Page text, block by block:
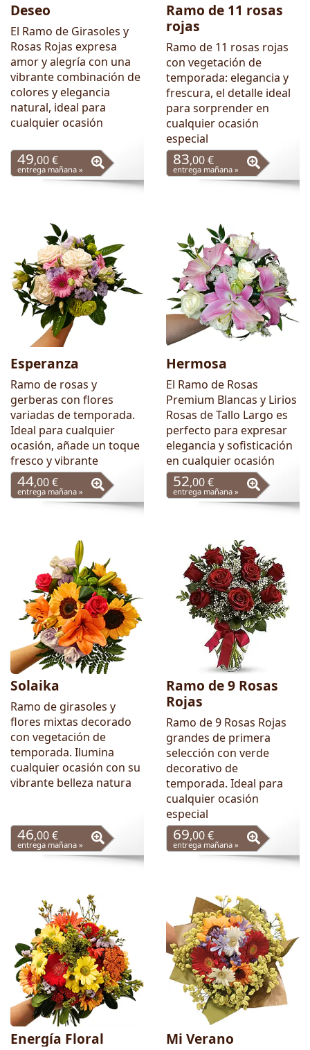
Deseo
El Ramo de Girasoles y
Rosas Rojas expresa
amor y alegría con una
vibrante combinación de
colores y elegancia
natural, ideal para
cualquier ocasión
49,00 €
entrega mañana »
Ramo de 11 rosas
rojas
Ramo de 11 rosas rojas
con vegetación de
temporada: elegancia y
frescura, el detalle ideal
para sorprender en
cualquier ocasión
especial
83,00 €
entrega mañana »
Esperanza
Ramo de rosas y
gerberas con flores
variadas de temporada.
Ideal para cualquier
ocasión, añade un toque
fresco y vibrante
44,00 €
entrega mañana »
Hermosa
El Ramo de Rosas
Premium Blancas y Lirios
Rosas de Tallo Largo es
perfecto para expresar
elegancia y sofisticación
en cualquier ocasión
52,00 €
entrega mañana »
Solaika
Ramo de girasoles y
flores mixtas decorado
con vegetación de
temporada. Ilumina
cualquier ocasión con su
vibrante belleza natura
46,00 €
entrega mañana »
Ramo de 9 Rosas
Rojas
Ramo de 9 Rosas Rojas
grandes de primera
selección con verde
decorativo de
temporada. Ideal para
cualquier ocasión
especial
69,00 €
entrega mañana »
Energía Floral Mi Verano